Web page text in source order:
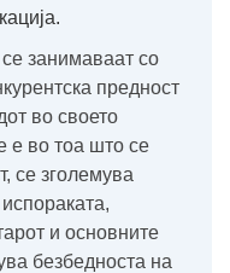
занимаваат со
предност
во своето
е во тоа што се
се зголемува
и основните
безбедноста на